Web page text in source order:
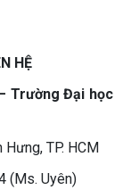
HỆ
Trường Đại học
Hưng, TP. HCM
(Ms. Uyên)